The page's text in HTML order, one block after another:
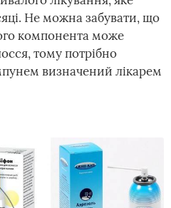
Не можна забувати, що
компонента може
тому потрібно
визначений лікарем